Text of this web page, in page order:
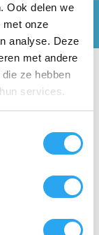
Ook delen we
met onze
analyse. Deze
met andere
ze hebben
services.